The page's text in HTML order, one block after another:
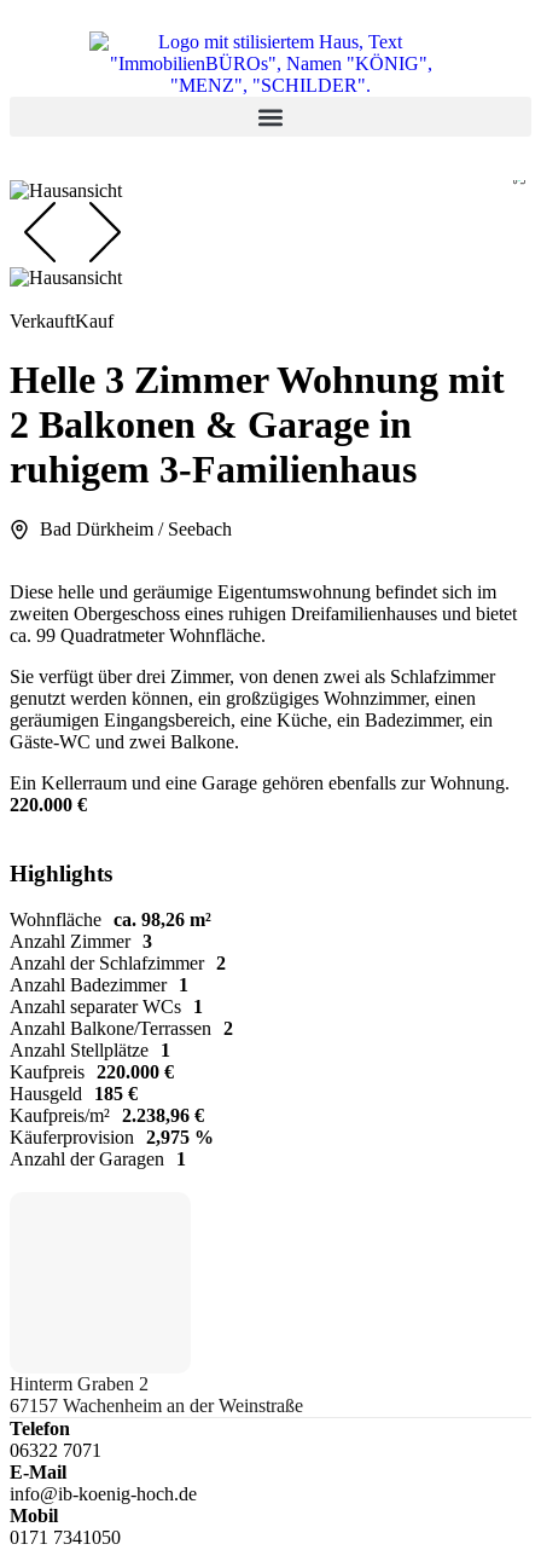
VerkauftKauf
Helle 3 Zimmer Wohnung mit
2 Balkonen & Garage in
ruhigem 3-Familienhaus
Bad Dürkheim / Seebach
Diese helle und geräumige Eigentumswohnung befindet sich im
zweiten Obergeschoss eines ruhigen Dreifamilienhauses und bietet
ca. 99 Quadratmeter Wohnfläche.
Sie verfügt über drei Zimmer, von denen zwei als Schlafzimmer
genutzt werden können, ein großzügiges Wohnzimmer, einen
geräumigen Eingangsbereich, eine Küche, ein Badezimmer, ein
Gäste-WC und zwei Balkone.
Ein Kellerraum und eine Garage gehören ebenfalls zur Wohnung.
220.000 €
Highlights
Wohnfläche ca. 98,26 m²
Anzahl Zimmer 3
Anzahl der Schlafzimmer 2
Anzahl Badezimmer
1
Anzahl separater WCs
1
Anzahl Balkone/Terrassen
2
Anzahl Stellplätze
1
Kaufpreis 220.000 €
Hausgeld
185 €
Kaufpreis/m² 2.238,96 €
Käuferprovision
2,975 %
Anzahl der Garagen
1
Hinterm Graben 2
67157 Wachenheim an der Weinstraße
Telefon
06322 7071
E-Mail
info@ib-koenig-hoch.de
Mobil
0171 7341050